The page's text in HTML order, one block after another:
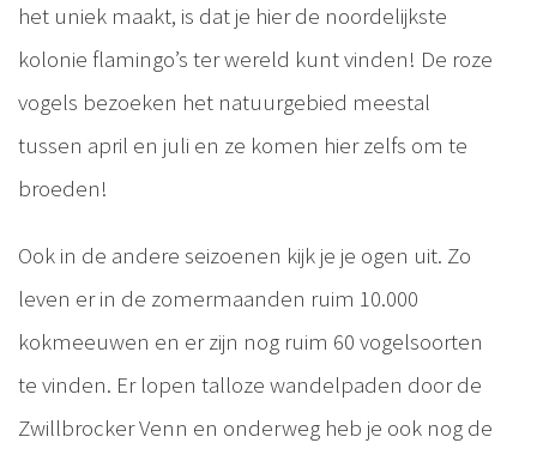
het uniek maakt, is dat je hier de noordelijkste
kolonie flamingo’s ter wereld kunt vinden! De roze
vogels bezoeken het natuurgebied meestal
tussen april en juli en ze komen hier zelfs om te
broeden!
Ook in de andere seizoenen kijk je je ogen uit. Zo
leven er in de zomermaanden ruim 10.000
kokmeeuwen en er zijn nog ruim 60 vogelsoorten
te vinden. Er lopen talloze wandelpaden door de
Zwillbrocker Venn en onderweg heb je ook nog de